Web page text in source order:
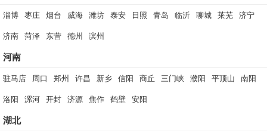
淄博 枣庄 烟台 威海 潍坊 泰安 日照 青岛 临沂 聊城 莱芜 济宁
济南 菏泽 东营 德州 滨州
河南
驻马店 周口 郑州 许昌 新乡 信阳 商丘 三门峡 濮阳 平顶山 南阳
洛阳 漯河 开封 济源 焦作 鹤壁 安阳
湖北